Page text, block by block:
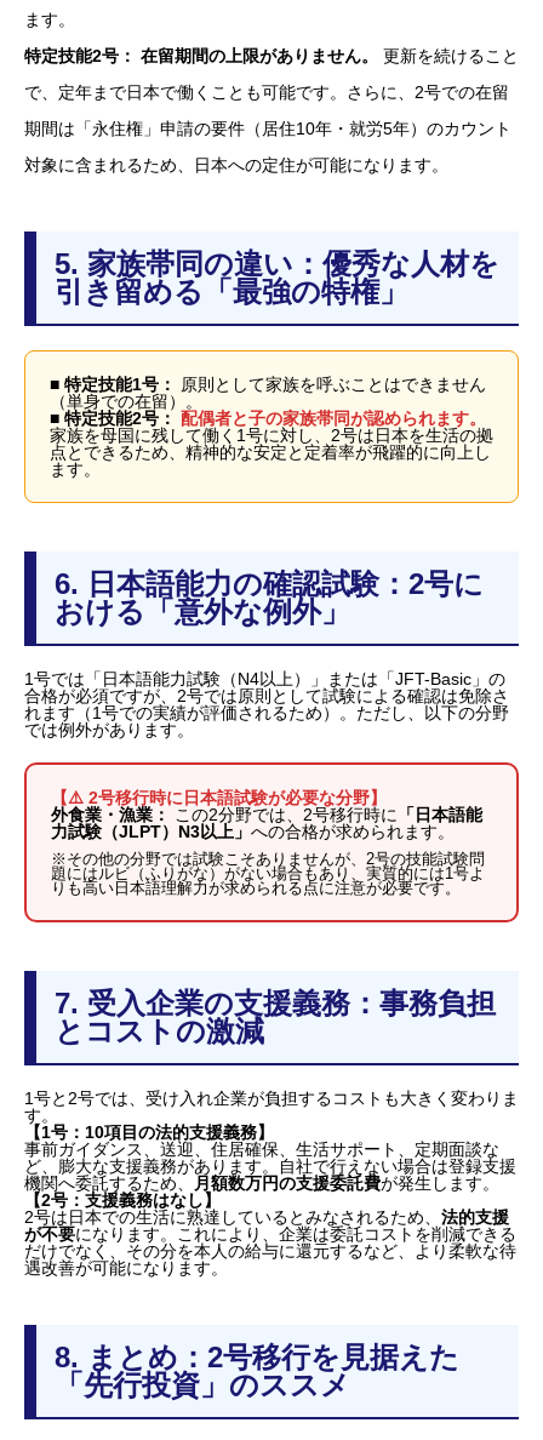
ます。
特定技能2号： 在留期間の上限がありません。
更新を続けること
で、定年まで日本で働くことも可能です。さらに、2号での在留
期間は「永住権」申請の要件（居住10年・就労5年）のカウント
対象に含まれるため、日本への定住が可能になります。
5. 家族帯同の違い：優秀な人材を
引き留める「最強の特権」
■ 特定技能1号：
原則として家族を呼ぶことはできません
（単身での在留）。
■ 特定技能2号： 配偶者と子の家族帯同が認められます。
家族を母国に残して働く1号に対し、2号は日本を生活の拠
点とできるため、精神的な安定と定着率が飛躍的に向上し
ます。
6. 日本語能力の確認試験：2号に
おける「意外な例外」
1号では「日本語能力試験（N4以上）」または「JFT-Basic」の
合格が必須ですが、2号では原則として試験による確認は免除さ
れます（1号での実績が評価されるため）。ただし、以下の分野
では例外があります。
【⚠️ 2号移行時に日本語試験が必要な分野】
外食業・漁業：
この2分野では、2号移行時に
「日本語能
力試験（JLPT）N3以上」 への合格が求められます。
※その他の分野では試験こそありませんが、2号の技能試験問
題にはルビ（ふりがな）がない場合もあり、実質的には1号よ
りも高い日本語理解力が求められる点に注意が必要です。
7. 受入企業の支援義務：事務負担
とコストの激減
1号と2号では、受け入れ企業が負担するコストも大きく変わりま
す。
【1号：10項目の法的支援義務】
事前ガイダンス、送迎、住居確保、生活サポート、定期面談な
ど、膨大な支援義務があります。自社で行えない場合は登録支援
機関へ委託するため、
月額数万円の支援委託費が発生します。
【2号：支援義務はなし】
2号は日本での生活に熟達しているとみなされるため、 法的支援
が不要になります。これにより、企業は委託コストを削減できる
だけでなく、その分を本人の給与に還元するなど、より柔軟な待
遇改善が可能になります。
8. まとめ：2号移行を見据えた
「先行投資」のススメ